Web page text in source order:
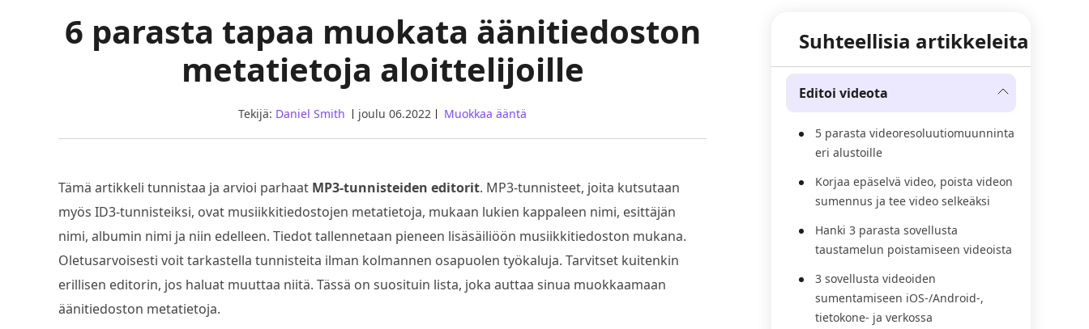
6 parasta tapaa muokata äänitiedoston
metatietoja aloittelijoille
Tekijä: Daniel Smith joulu 06.2022 Muokkaa ääntä
Tämä artikkeli tunnistaa ja arvioi parhaat MP3-tunnisteiden editorit. MP3-tunnisteet, joita kutsutaan
myös ID3-tunnisteiksi, ovat musiikkitiedostojen metatietoja, mukaan lukien kappaleen nimi, esittäjän
nimi, albumin nimi ja niin edelleen. Tiedot tallennetaan pieneen lisäsäiliöön musiikkitiedoston mukana.
Oletusarvoisesti voit tarkastella tunnisteita ilman kolmannen osapuolen työkaluja. Tarvitset kuitenkin
erillisen editorin, jos haluat muuttaa niitä. Tässä on suosituin lista, joka auttaa sinua muokkaamaan
äänitiedoston metatietoja.
Suhteellisia artikkeleita
Editoi videota
5 parasta videoresoluutiomuunninta
eri alustoille
Korjaa epäselvä video, poista videon
sumennus ja tee video selkeäksi
Hanki 3 parasta sovellusta
taustamelun poistamiseen videoista
3 sovellusta videoiden
sumentamiseen iOS-/Android-,
tietokone- ja verkossa